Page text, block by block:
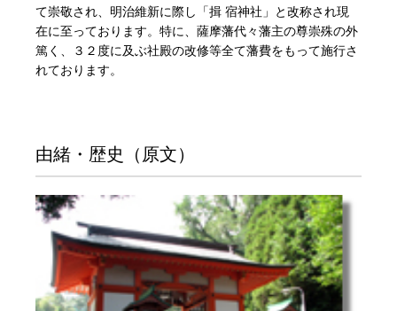
て崇敬され、明治維新に際し「揖 宿神社」と改称され現
在に至っております。特に、薩摩藩代々藩主の尊崇殊の外
篤く、３２度に及ぶ社殿の改修等全て藩費をもって施行さ
れております。
由緒・歴史（原文）